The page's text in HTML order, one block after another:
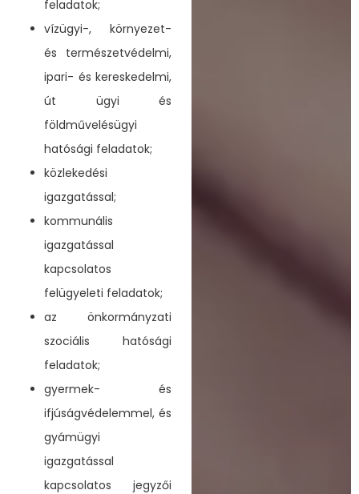
feladatok;
vízügyi-, környezet-
és természetvédelmi,
ipari- és kereskedelmi,
út ügyi és
földművelésügyi
hatósági feladatok;
közlekedési
igazgatással;
kommunális
igazgatással
kapcsolatos
felügyeleti feladatok;
az önkormányzati
szociális hatósági
feladatok;
gyermek- és
ifjúságvédelemmel, és
gyámügyi
igazgatással
kapcsolatos jegyzői